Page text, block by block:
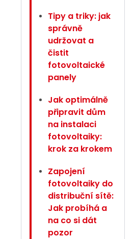
Tipy a triky: jak
správně
udržovat a
čistit
fotovoltaické
panely
Jak optimálně
připravit dům
na instalaci
fotovoltaiky:
krok za krokem
Zapojení
fotovoltaiky do
distribuční sítě:
Jak probíhá a
na co si dát
pozor